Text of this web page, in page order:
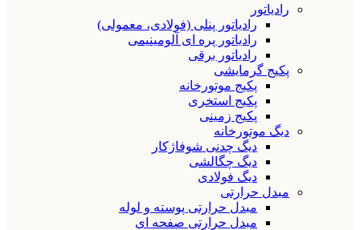
رادیاتور
رادیاتور پنلی (فولادی، معمولی)
رادیاتور پره ای آلومینیمی
رادیاتور برقی
پکیج گرمایشی
پکیج موتورخانه
پکیج استخری
پکیج زمینی
دیگ موتورخانه
دیگ چدنی شوفاژکار
دیگ چگالشی
دیگ فولادی
مبدل حرارتی
مبدل حرارتی پوسته و لوله
مبدل حرارتی صفحه ای